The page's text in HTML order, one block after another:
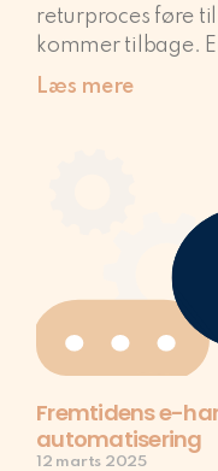
returproces føre
kommer tilbage.
Læs mere
Fremtidens e-
automatisering
12 marts 2025